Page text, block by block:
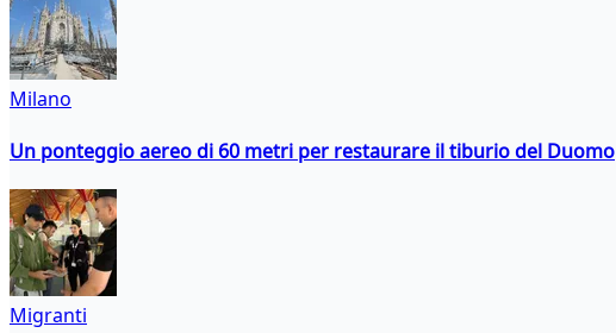
Milano
Un ponteggio aereo di 60 metri per restaurare il tiburio del Duomo
Migranti